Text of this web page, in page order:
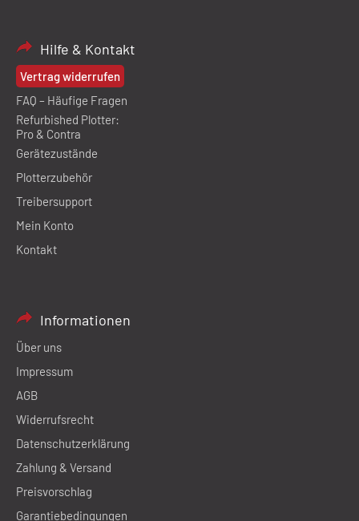
Hilfe & Kontakt
Vertrag widerrufen
FAQ – Häufige Fragen
Refurbished Plotter:
Pro & Contra
Gerätezustände
Plotterzubehör
Treibersupport
Mein Konto
Kontakt
Informationen
Über uns
Impressum
AGB
Widerrufsrecht
Datenschutzerklärung
Zahlung & Versand
Preisvorschlag
Garantiebedingungen